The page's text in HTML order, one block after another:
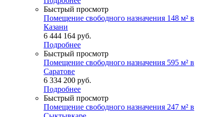
Быстрый просмотр
Помещение свободного назначения 148 м² в
Казани
6 444 164 руб.
Подробнее
Быстрый просмотр
Помещение свободного назначения 595 м² в
Саратове
6 334 200 руб.
Подробнее
Быстрый просмотр
Помещение свободного назначения 247 м² в